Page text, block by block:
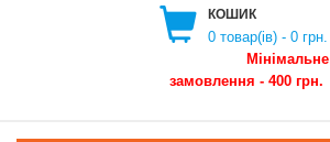
КОШИК
0товар(ів) - 0 грн.
Мінімальне
замовлення - 400 грн.